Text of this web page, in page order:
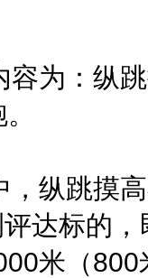
为：纵跳
纵跳摸高
达标的
米（